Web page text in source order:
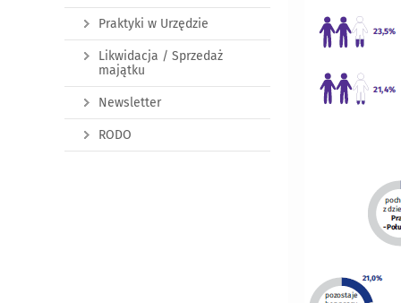
Praktyki w Urzędzie
Likwidacja / Sprzedaż
majątku
Newsletter
RODO